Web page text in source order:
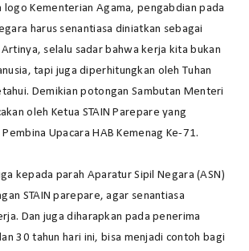
Kementerian Agama, pengabdian pada
harus senantiasa diniatkan sebagai
selalu sadar bahwa kerja kita bukan
tapi juga diperhitungkan oleh Tuhan
Demikian potongan Sambutan Menteri
oleh Ketua STAIN Parepare yang
Upacara HAB Kemenag Ke-71.
kepada parah Aparatur Sipil Negara (ASN)
STAIN parepare, agar senantiasa
Dan juga diharapkan pada penerima
30 tahun hari ini, bisa menjadi contoh bagi